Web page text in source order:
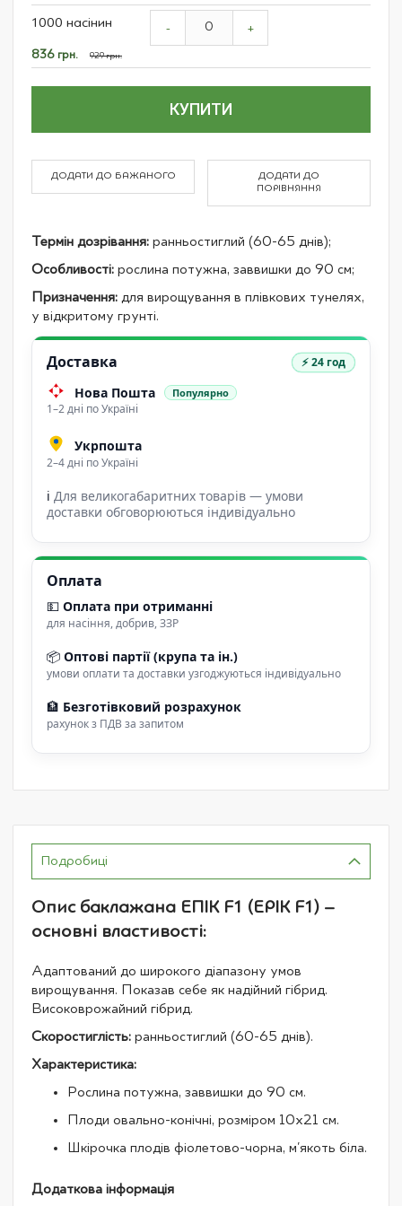
product
1000 насінин
Спеціальна
ціна
836 грн. 929 грн.
- +
КУПИТИ
ДОДАТИ ДО БАЖАНОГО
ДОДАТИ ДО
ПОРІВНЯННЯ
Термін дозрівання: ранньостиглий (60-65 днів);
Особливості: рослина потужна, заввишки до 90 см;
Призначення: для вирощування в плівкових тунелях,
у відкритому грунті.
Доставка ⚡ 24 год
Нова Пошта Популярно
1–2 дні по Україні
Укрпошта
2–4 дні по Україні
ℹ Для великогабаритних товарів — умови
доставки обговорюються індивідуально
Оплата
💵 Оплата при отриманні
для насіння, добрив, ЗЗР
📦 Оптові партії (крупа та ін.)
умови оплати та доставки узгоджуються індивідуально
🏦 Безготівковий розрахунок
рахунок з ПДВ за запитом
Подробиці
Опис баклажана ЕПІК F1 (EPIK F1) –
основні властивості:
Адаптований до широкого діапазону умов
вирощування. Показав себе як надійний гібрид.
Високоврожайний гібрид.
Скоростиглість: ранньостиглий (60-65 днів).
Характеристика:
Рослина потужна, заввишки до 90 см.
Плоди овально-конічні, розміром 10х21 см.
Шкірочка плодів фіолетово-чорна, м'якоть біла.
Додаткова інформація